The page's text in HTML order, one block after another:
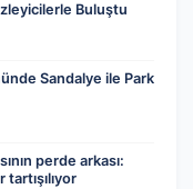
Buluştu
Sandalye ile Park
perde arkası: